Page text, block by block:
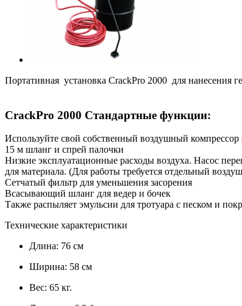
Портативная установка CrackPro 2000 для нанесения
CrackPro 2000 Стандартные функции:
Используйте свой собственный воздушный
15 м шланг и спрей палочки
Низкие эксплуатационные расходы воздуха. Насос
для материала. (Для работы требуется отдельный
Сетчатый фильтр для уменьшения засорения
Всасывающий шланг для ведер и бочек
Также распыляет эмульсии для тротуара с песком и
Технические характеристики
Длина: 76 см
Ширина: 58 см
Вес: 65 кг.